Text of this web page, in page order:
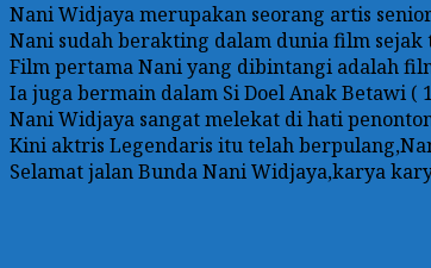
Nani Widjaya merupakan seorang artis
Nani sudah berakting dalam dunia film sejak
Film pertama Nani yang dibintangi adalah
Ia juga bermain dalam Si Doel Anak Betawi (
Nani Widjaya sangat melekat di hati
Kini aktris Legendaris itu telah
Selamat jalan Bunda Nani Widjaya,karya